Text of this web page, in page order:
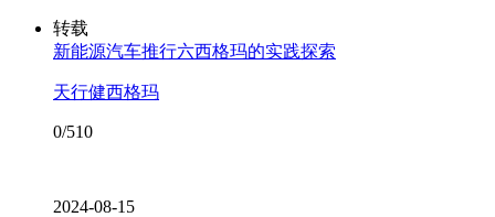
转载
新能源汽车推行六西格玛的实践探索
天行健西格玛
0/510
2024-08-15